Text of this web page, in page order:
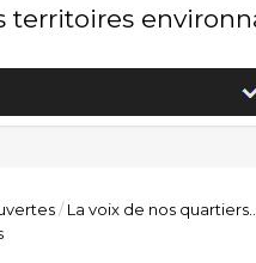
territoires
/ La voix de nos